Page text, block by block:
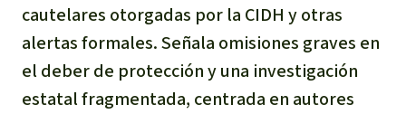
cautelares otorgadas por la CIDH y otras
alertas formales. Señala omisiones graves en
el deber de protección y una investigación
estatal fragmentada, centrada en autores